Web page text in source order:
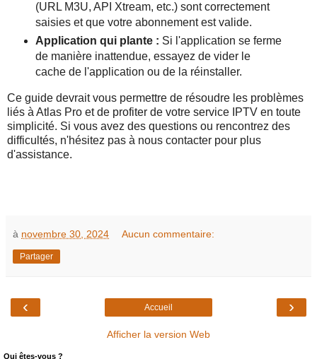
(URL M3U, API Xtream, etc.) sont correctement
saisies et que votre abonnement est valide.
Application qui plante : Si l'application se ferme
de manière inattendue, essayez de vider le
cache de l'application ou de la réinstaller.
Ce guide devrait vous permettre de résoudre les problèmes
liés à Atlas Pro et de profiter de votre service IPTV en toute
simplicité. Si vous avez des questions ou rencontrez des
difficultés, n'hésitez pas à nous contacter pour plus
d'assistance.
à novembre 30, 2024 Aucun commentaire:
Partager
‹ ›
Accueil
Afficher la version Web
Qui êtes-vous ?